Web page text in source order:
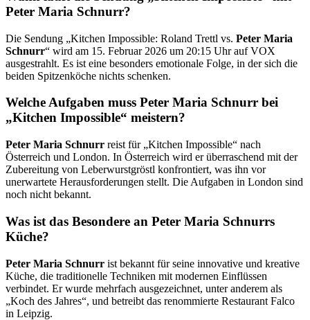
Peter Maria Schnurr?
Die Sendung „Kitchen Impossible: Roland Trettl vs. Peter Maria
Schnurr“ wird am 15. Februar 2026 um 20:15 Uhr auf VOX
ausgestrahlt. Es ist eine besonders emotionale Folge, in der sich die
beiden Spitzenköche nichts schenken.
Welche Aufgaben muss Peter Maria Schnurr bei
„Kitchen Impossible“ meistern?
Peter Maria Schnurr reist für „Kitchen Impossible“ nach
Österreich und London. In Österreich wird er überraschend mit der
Zubereitung von Leberwurstgröstl konfrontiert, was ihn vor
unerwartete Herausforderungen stellt. Die Aufgaben in London sind
noch nicht bekannt.
Was ist das Besondere an Peter Maria Schnurrs
Küche?
Peter Maria Schnurr ist bekannt für seine innovative und kreative
Küche, die traditionelle Techniken mit modernen Einflüssen
verbindet. Er wurde mehrfach ausgezeichnet, unter anderem als
„Koch des Jahres“, und betreibt das renommierte Restaurant Falco
in Leipzig.